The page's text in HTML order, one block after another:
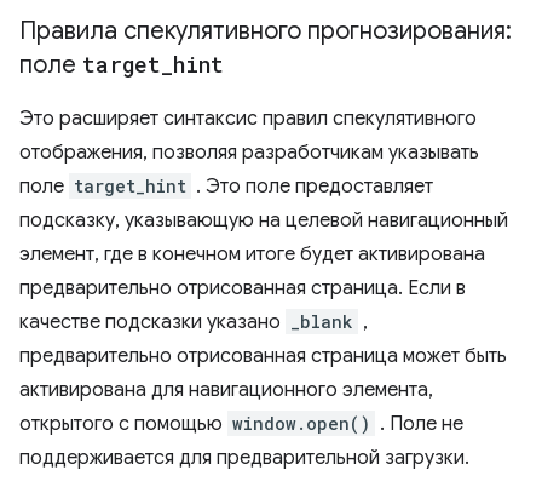
Правила спекулятивного прогнозирования:
поле target hint
Это расширяет синтаксис правил спекулятивного
отображения, позволяя разработчикам указывать
поле target_hint . Это поле предоставляет
подсказку, указывающую на целевой навигационный
элемент, где в конечном итоге будет активирована
предварительно отрисованная страница. Если в
качестве подсказки указано
_blank ,
предварительно отрисованная страница может быть
активирована для навигационного элемента,
открытого с помощью window.open() . Поле не
поддерживается для предварительной загрузки.